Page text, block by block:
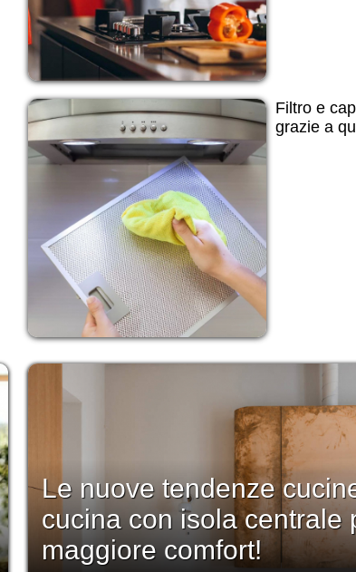
Filtro e
grazie a
Le nuove tendenze
cucina con isola centrale
maggiore comfort!